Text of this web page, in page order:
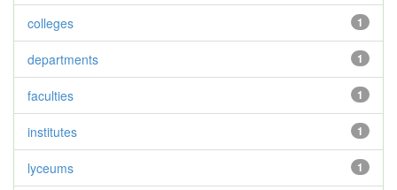
1
colleges
1
departments
1
faculties
1
institutes
1
lyceums